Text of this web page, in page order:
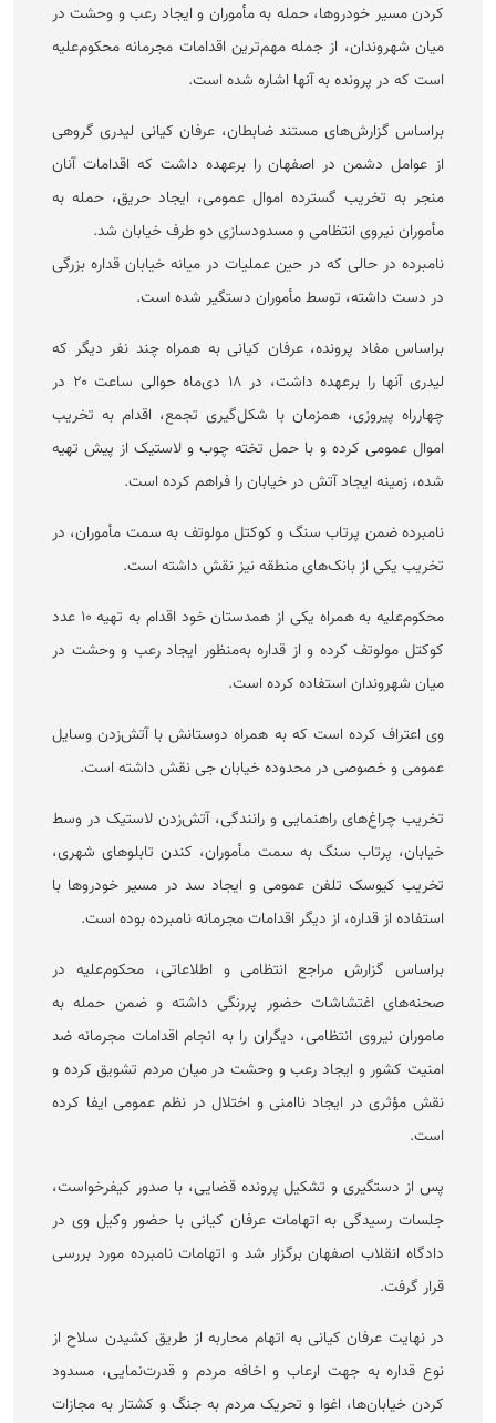
کردن مسیر خودروها، حمله به مأموران و ایجاد رعب و وحشت در
میان شهروندان، از جمله مهم‌ترین اقدامات مجرمانه محکوم‌علیه
است که در پرونده به آنها اشاره شده است.
براساس گزارش‌های مستند ضابطان، عرفان کیانی لیدری گروهی
از عوامل دشمن در اصفهان را برعهده داشت که اقدامات آنان
منجر به تخریب گسترده اموال عمومی، ایجاد حریق، حمله به
مأموران نیروی انتظامی و مسدودسازی دو طرف خیابان شد.
نامبرده در حالی که در حین عملیات در میانه خیابان قداره بزرگی
در دست داشته، توسط مأموران دستگیر شده است.
براساس مفاد پرونده، عرفان کیانی به همراه چند نفر دیگر که
لیدری آنها را برعهده داشت، در ۱۸ دی‌ماه حوالی ساعت ۲۰ در
چهارراه پیروزی، همزمان با شکل‌گیری تجمع، اقدام به تخریب
اموال عمومی کرده و با حمل تخته چوب و لاستیک از پیش تهیه
شده، زمینه ایجاد آتش در خیابان را فراهم کرده است.
نامبرده ضمن پرتاب سنگ و کوکتل مولوتف به سمت مأموران، در
تخریب یکی از بانک‌های منطقه نیز نقش داشته است.
محکوم‌علیه به همراه یکی از همدستان خود اقدام به تهیه ۱۰ عدد
کوکتل مولوتف کرده و از قداره به‌منظور ایجاد رعب و وحشت در
میان شهروندان استفاده کرده است.
وی اعتراف کرده است که به همراه دوستانش با آتش‌زدن وسایل
عمومی و خصوصی در محدوده خیابان جی نقش داشته است.
تخریب چراغ‌های راهنمایی و رانندگی، آتش‌زدن لاستیک در وسط
خیابان، پرتاب سنگ به سمت مأموران، کندن تابلو‌های شهری،
تخریب کیوسک تلفن عمومی و ایجاد سد در مسیر خودرو‌ها با
استفاده از قداره، از دیگر اقدامات مجرمانه نامبرده بوده است.
براساس گزارش مراجع انتظامی و اطلاعاتی، محکوم‌علیه در
صحنه‌های اغتشاشات حضور پررنگی داشته و ضمن حمله به
ماموران نیروی انتظامی، دیگران را به انجام اقدامات مجرمانه ضد
امنیت کشور و ایجاد رعب و وحشت در میان مردم تشویق کرده و
نقش مؤثری در ایجاد ناامنی و اختلال در نظم عمومی ایفا کرده
است.
پس از دستگیری و تشکیل پرونده قضایی، با صدور کیفرخواست،
جلسات رسیدگی به اتهامات عرفان کیانی با حضور وکیل وی در
دادگاه انقلاب اصفهان برگزار شد و اتهامات نامبرده مورد بررسی
قرار گرفت.
در نهایت عرفان کیانی به اتهام محاربه از طریق کشیدن سلاح از
نوع قداره به جهت ارعاب و اخافه مردم و قدرت‌نمایی، مسدود
کردن خیابان‌ها، اغوا و تحریک مردم به جنگ و کشتار به مجازات